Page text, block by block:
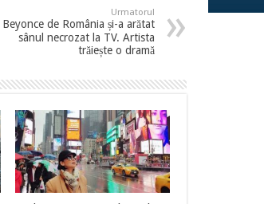
Urmatorul
Beyonce de România și-a arătat
sânul necrozat la TV. Artista
trăiește o dramă